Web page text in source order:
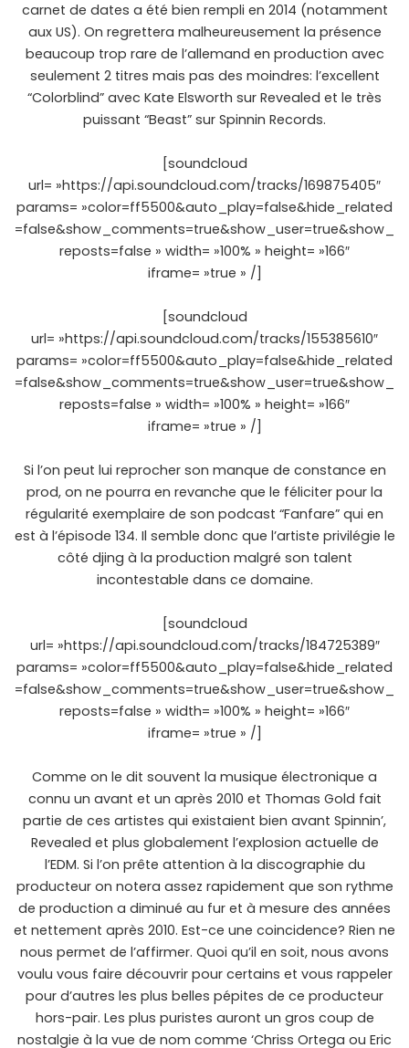
carnet de dates a été bien rempli en 2014 (notamment
aux US). On regrettera malheureusement la présence
beaucoup trop rare de l’allemand en production avec
seulement 2 titres mais pas des moindres: l’excellent
“Colorblind” avec Kate Elsworth sur Revealed et le très
puissant “Beast” sur Spinnin Records.
[soundcloud
url= »https://api.soundcloud.com/tracks/169875405″
params= »color=ff5500&auto_play=false&hide_related
=false&show_comments=true&show_user=true&show_
reposts=false » width= »100% » height= »166″
iframe= »true » /]
[soundcloud
url= »https://api.soundcloud.com/tracks/155385610″
params= »color=ff5500&auto_play=false&hide_related
=false&show_comments=true&show_user=true&show_
reposts=false » width= »100% » height= »166″
iframe= »true » /]
Si l’on peut lui reprocher son manque de constance en
prod, on ne pourra en revanche que le féliciter pour la
régularité exemplaire de son podcast “Fanfare” qui en
est à l’épisode 134. Il semble donc que l’artiste privilégie le
côté djing à la production malgré son talent
incontestable dans ce domaine.
[soundcloud
url= »https://api.soundcloud.com/tracks/184725389″
params= »color=ff5500&auto_play=false&hide_related
=false&show_comments=true&show_user=true&show_
reposts=false » width= »100% » height= »166″
iframe= »true » /]
Comme on le dit souvent la musique électronique a
connu un avant et un après 2010 et Thomas Gold fait
partie de ces artistes qui existaient bien avant Spinnin’,
Revealed et plus globalement l’explosion actuelle de
l’EDM. Si l’on prête attention à la discographie du
producteur on notera assez rapidement que son rythme
de production a diminué au fur et à mesure des années
et nettement après 2010. Est-ce une coincidence? Rien ne
nous permet de l’affirmer. Quoi qu’il en soit, nous avons
voulu vous faire découvrir pour certains et vous rappeler
pour d’autres les plus belles pépites de ce producteur
hors-pair. Les plus puristes auront un gros coup de
nostalgie à la vue de nom comme ‘Chriss Ortega ou Eric